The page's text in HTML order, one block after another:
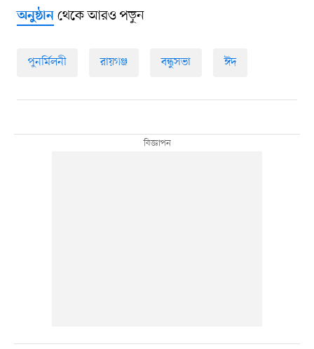
অনুষ্ঠানথেকে আরও পড়ুন
পুনর্মিলনী রায়গঞ্জ বন্ধুসভা ঈদ